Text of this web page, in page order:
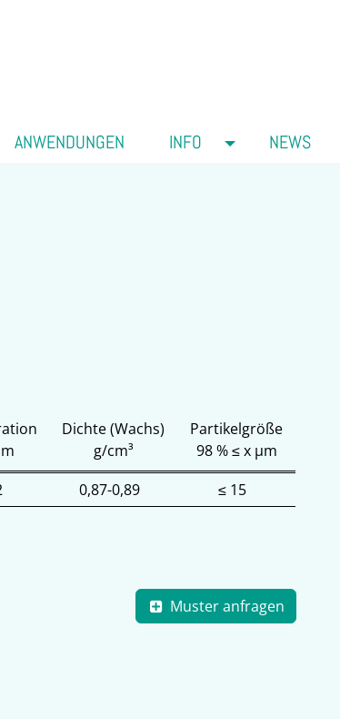
ANWENDUNGEN INFO NEWS
Dichte (Wachs)
g/cm³
Partikelgröße
98 % ≤ x µm
0,87-0,89 ≤ 15
Muster anfragen